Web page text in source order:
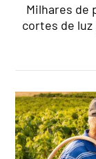
Milhares de
cortes de